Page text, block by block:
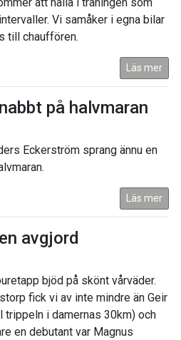
Vi samåker i egna bilar
till chauffören.
Läs mer
på halvmaran
Eckerström sprang ännu en
Läs mer
avgjord
bjöd på skönt vårväder.
fick vi av inte mindre än Geir
i damernas 30km) och
en debutant var Magnus